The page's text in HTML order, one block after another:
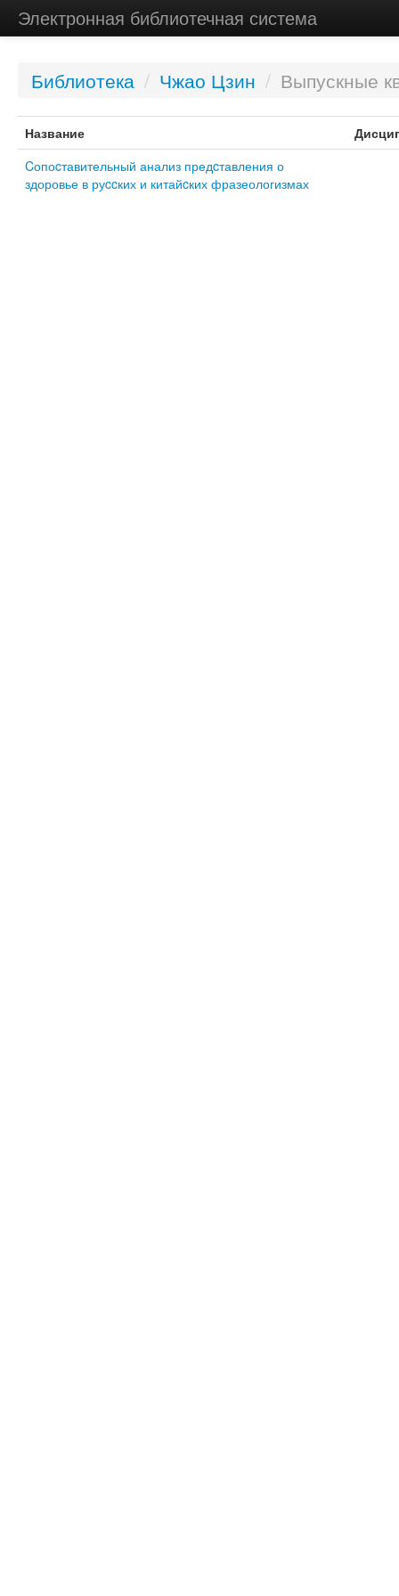
Электронная библиотечная система
Библиотека / Чжао Цзин / Выпускные
Название
Cопоcтавительный анализ предcтавления о
здоровье в руccких и китайcких фразеологизмах